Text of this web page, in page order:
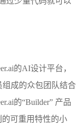
的AI设计平台，
成的众包团队结合
的“Builder” 产品
可重用特性的小